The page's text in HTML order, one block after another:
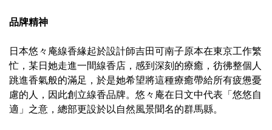
品牌精神
日本悠々庵線香緣起於設計師吉田可南子原本在東京工作繁
忙，某日她走進一間線香店，感到深刻的療癒，彷彿整個人
跳進香氣般的滿足，於是她希望將這種療癒帶給所有疲憊憂
慮的人，因此創立線香品牌。 悠々庵在日文中代表「悠悠自
適 」之意，總部更設於以自然風景聞名的群馬縣。